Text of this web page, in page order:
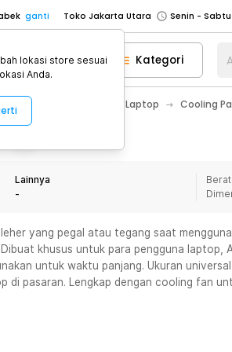
ganti Toko Jakarta Utara
Toko Tangerang
Toko Cikupa
Pick n Go Jakarta Barat
Senin -
Pick n Go Bekasi
Senin - Jumat
Senin - Jumat
Senin -
Senin -
Toko Tangerang
Toko Cikupa
Pick n Go Jakarta Barat
Senin -
Senin - Jumat
Kategori
Aksesoris Komputer & Laptop Cooling
Lainnya
-
leher yang pegal atau tegang saat
khusus untuk para pengguna laptop,
untuk waktu panjang. Ukuran
di pasaran. Lengkap dengan cooling fan
lokasi store sesuai
Anda.